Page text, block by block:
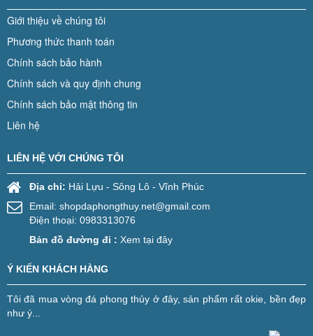
Giới thiệu về chúng tôi
Phương thức thanh toán
Chính sách bảo hành
Chính sách và quy định chung
Chính sách bảo mật thông tin
Liên hệ
LIÊN HỆ VỚI CHÚNG TÔI
Địa chỉ: Hải Lựu - Sông Lô - Vĩnh Phúc
Email: shopdaphongthuy.net@gmail.com
Điện thoại: 0983313076
Bản đồ đường đi : Xem tại đây
Ý KIẾN KHÁCH HÀNG
Tôi đã mua vòng đá phong thủy ở đây, sản phẩm rất okie, bền đẹp
như ý...